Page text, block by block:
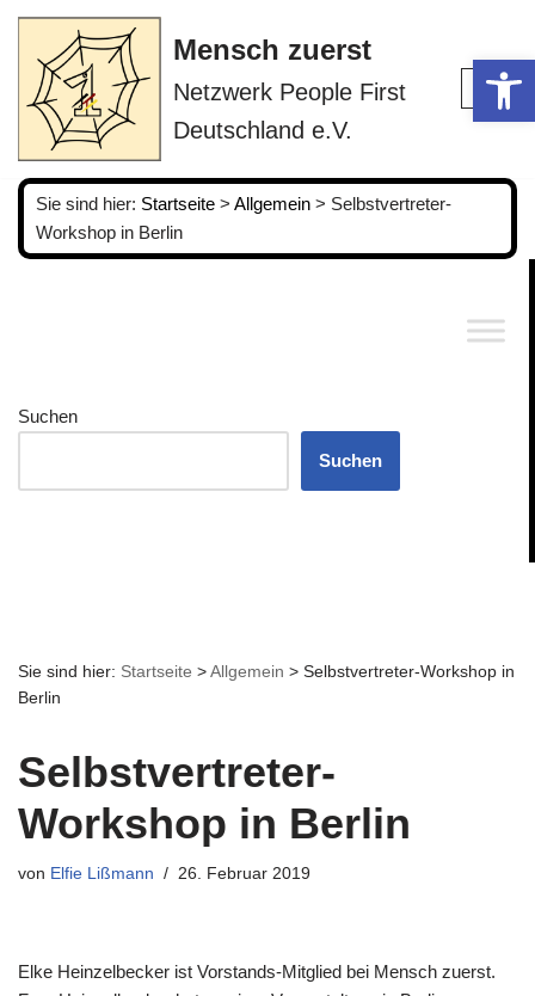
Zum
Inhalt
springen
Mensch zuerst
Netzwerk People First
Deutschland e.V.
Sie sind hier: Startseite > Allgemein > Selbstvertreter-
Workshop in Berlin
Suchen
Suchen
Sie sind hier: Startseite >Allgemein > Selbstvertreter-Workshop in
Berlin
Selbstvertreter-
Workshop in Berlin
von Elfie Lißmann 26. Februar 2019
Elke Heinzelbecker ist Vorstands-Mitglied bei Mensch zuerst.